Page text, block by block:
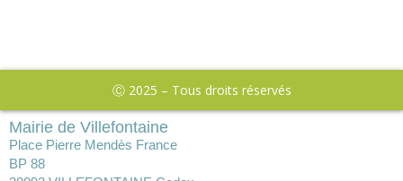
Ⓒ 2025 – Tous droits réservés
Mairie de Villefontaine
Place Pierre Mendès France
BP 88